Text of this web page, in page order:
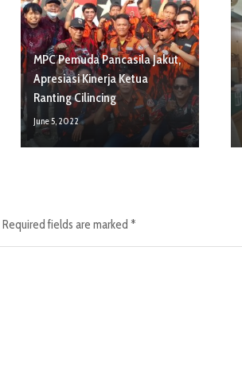
MPC Pemuda Pancasila Jakut,
Apresiasi Kinerja Ketua
Ranting Cilincing
June 5, 2022
Required fields are marked *